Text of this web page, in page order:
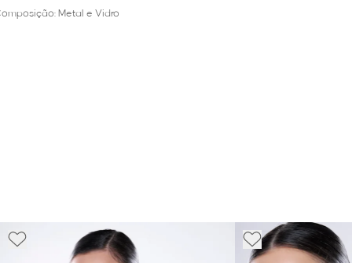
Metal e Vidro